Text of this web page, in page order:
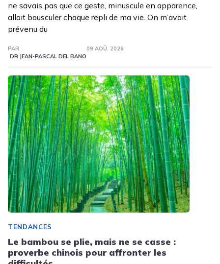
ne savais pas que ce geste, minuscule en apparence,
allait bousculer chaque repli de ma vie. On m’avait
prévenu du
PAR
DR JEAN-PASCAL DEL BANO
09 AOÛ. 2026
TENDANCES
Le bambou se plie, mais ne se casse :
proverbe chinois pour affronter les